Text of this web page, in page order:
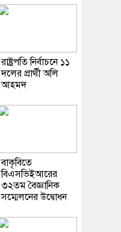
রাষ্ট্রপতি নির্বাচনে ১১
দলের প্রার্থী অলি
আহমদ
বাকৃবিতে
বিএসভিইআরের
৩২তম বৈজ্ঞানিক
সম্মেলনের উদ্বোধন